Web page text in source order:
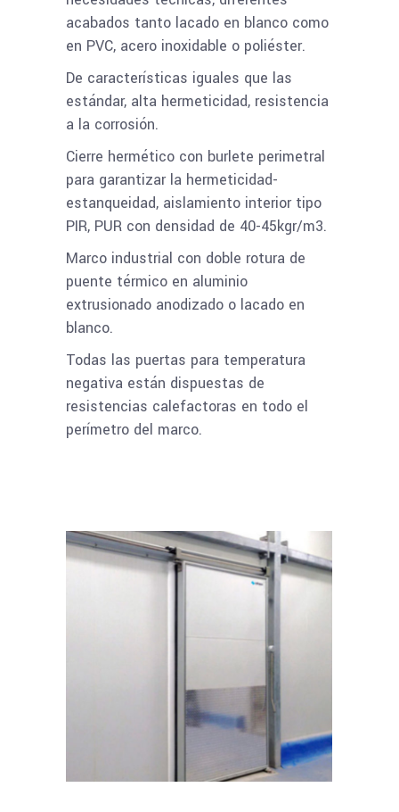
acabados tanto lacado en blanco como
en PVC, acero inoxidable o poliéster.
De características iguales que las
estándar, alta hermeticidad, resistencia
a la corrosión.
Cierre hermético con burlete perimetral
para garantizar la hermeticidad-
estanqueidad, aislamiento interior tipo
PIR, PUR con densidad de 40-45kgr/m3.
Marco industrial con doble rotura de
puente térmico en aluminio
extrusionado anodizado o lacado en
blanco.
Todas las puertas para temperatura
negativa están dispuestas de
resistencias calefactoras en todo el
perímetro del marco.